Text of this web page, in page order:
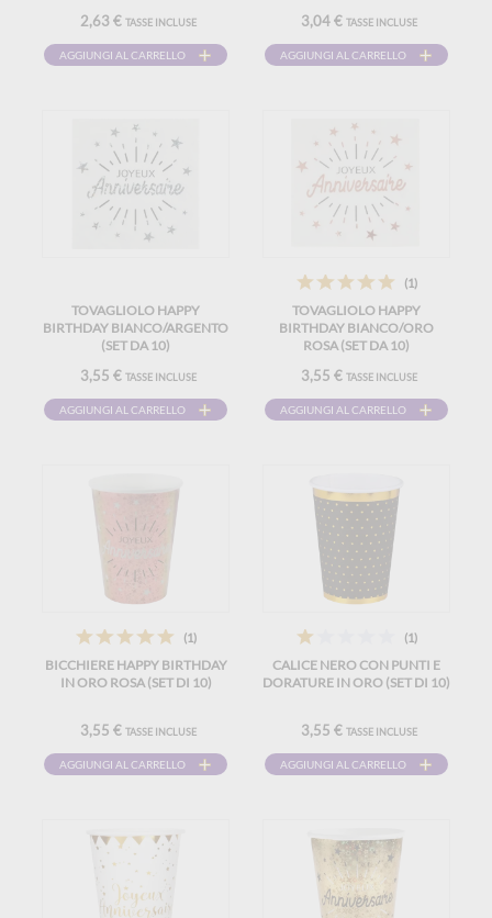
2,63 € TASSE INCLUSE
AGGIUNGI AL CARRELLO
3,04 € TASSE INCLUSE
AGGIUNGI AL CARRELLO
TOVAGLIOLO HAPPY
BIRTHDAY BIANCO/ARGENTO
(SET DA 10)
3,55 € TASSE INCLUSE
AGGIUNGI AL CARRELLO
(1)
TOVAGLIOLO HAPPY
BIRTHDAY BIANCO/ORO
ROSA (SET DA 10)
3,55 € TASSE INCLUSE
AGGIUNGI AL CARRELLO
(1)
BICCHIERE HAPPY BIRTHDAY
IN ORO ROSA (SET DI 10)
3,55 € TASSE INCLUSE
AGGIUNGI AL CARRELLO
(1)
CALICE NERO CON PUNTI E
DORATURE IN ORO (SET DI 10)
3,55 € TASSE INCLUSE
AGGIUNGI AL CARRELLO